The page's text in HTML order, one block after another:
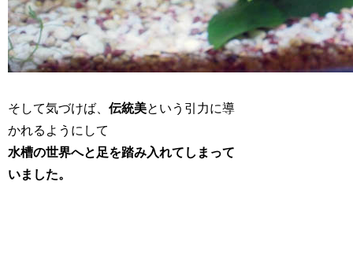
そして気づけば、伝統美という引力に導
かれるようにして
水槽の世界へと足を踏み入れてしまって
いました。